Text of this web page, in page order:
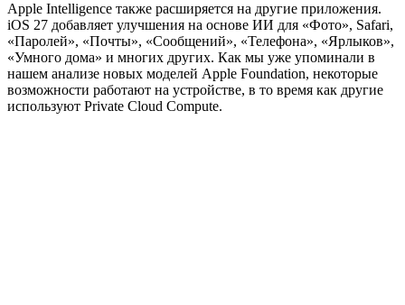
Apple Intelligence также расширяется на другие приложения.
iOS 27 добавляет улучшения на основе ИИ для «Фото», Safari,
«Паролей», «Почты», «Сообщений», «Телефона», «Ярлыков»,
«Умного дома» и многих других. Как мы уже упоминали в
нашем анализе новых моделей Apple Foundation, некоторые
возможности работают на устройстве, в то время как другие
используют Private Cloud Compute.